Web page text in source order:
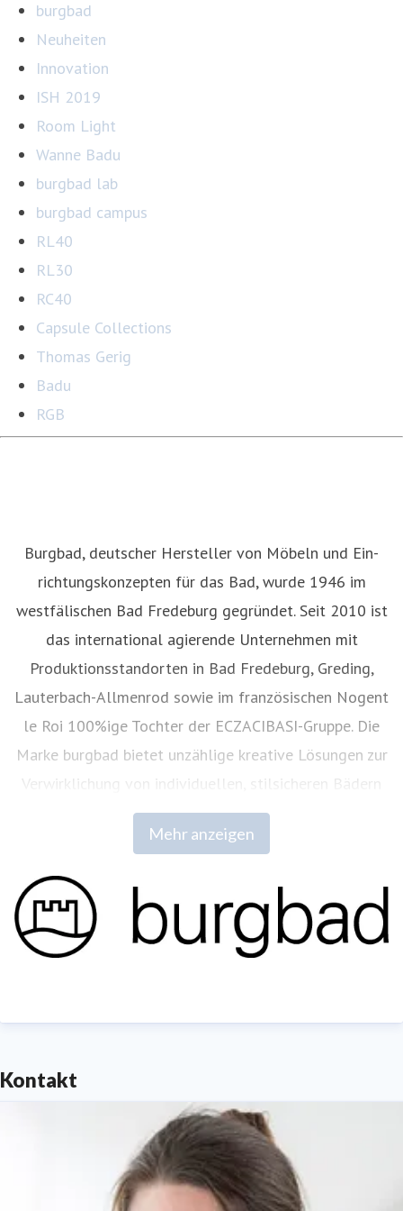
burgbad
Neuheiten
Innovation
ISH 2019
Room Light
Wanne Badu
burgbad lab
burgbad campus
RL40
RL30
RC40
Capsule Collections
Thomas Gerig
Badu
RGB
Burgbad, deutscher Hersteller von Möbeln und Ein­
richtungskonzepten für das Bad, wurde 1946 im
westfälischen Bad Fredeburg gegründet. Seit 2010 ist
das international agierende Unternehmen mit
Produktionsstandorten in Bad Fredeburg, Greding,
Lauterbach-Allmenrod sowie im französischen Nogent
le Roi 100%ige Tochter der ECZACIBASI­-Gruppe. Die
Marke burgbad bietet unzählige kreative Lösungen zur
Verwirklichung von individuellen, stilsicheren Bädern
in hoher ästhetischer und technischer
Qualität.www.burgbad.com
Mehr anzeigen
Kontakt